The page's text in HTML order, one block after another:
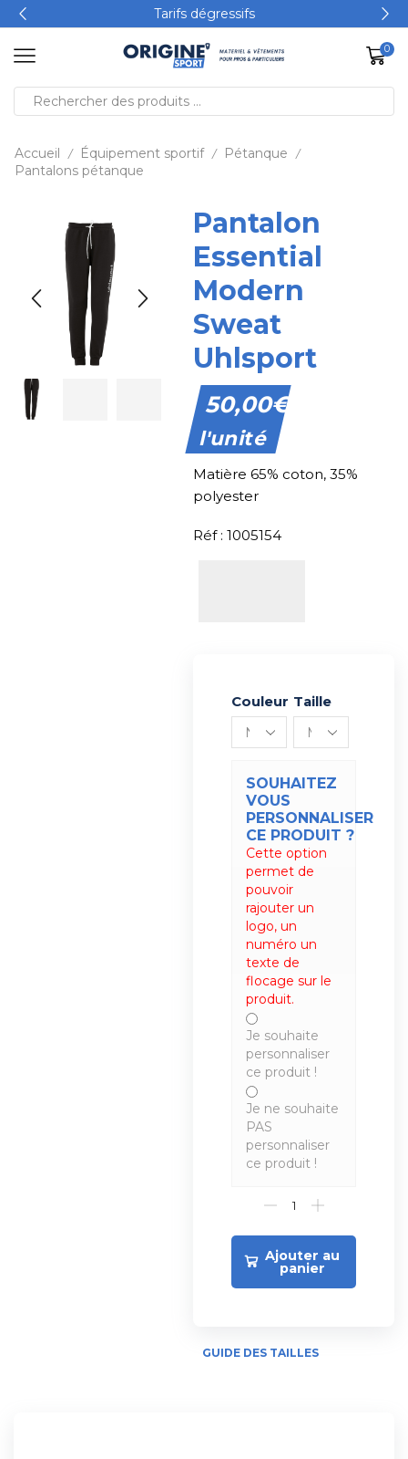
Tarifs dégressifs
0
Accueil / Équipement sportif / Pétanque /
Pantalons pétanque
Pantalon
Essential
Modern
Sweat
Uhlsport
50,00€
l'unité
Matière 65% coton, 35%
polyester
Réf : 1005154
Couleur Taille
SOUHAITEZ
VOUS
PERSONNALISER
CE PRODUIT ?
Cette option
permet de
pouvoir
rajouter un
logo, un
numéro un
texte de
flocage sur le
produit.
Je souhaite
personnaliser
ce produit !
Je ne souhaite
PAS
personnaliser
ce produit !
Ajouter au
panier
Alternative:
GUIDE DES TAILLES